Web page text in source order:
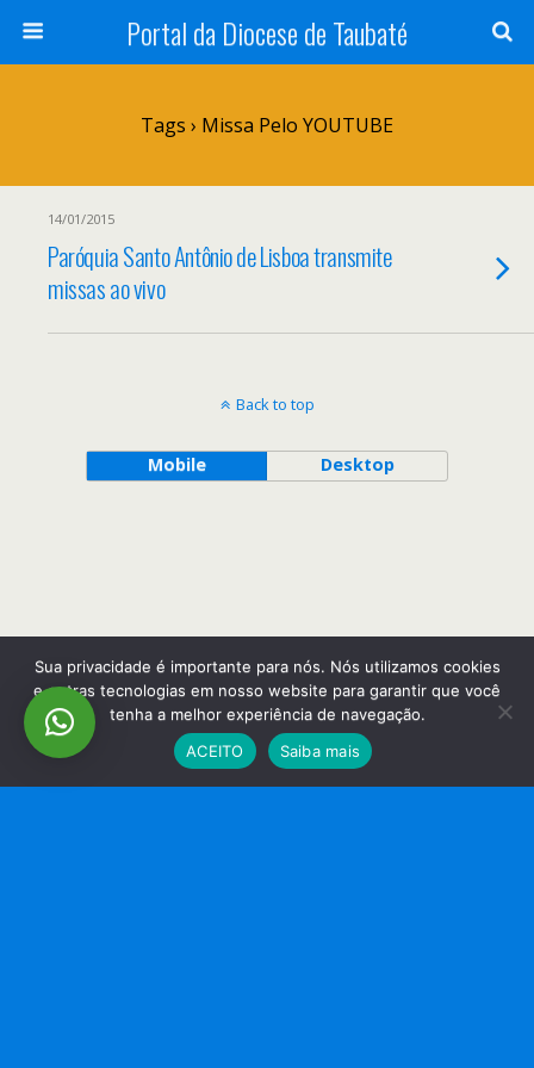
Portal da Diocese de Taubaté
Tags › Missa Pelo YOUTUBE
14/01/2015
Paróquia Santo Antônio de Lisboa transmite
missas ao vivo
Back to top
Mobile Desktop
Sua privacidade é importante para nós. Nós utilizamos cookies
e outras tecnologias em nosso website para garantir que você
tenha a melhor experiência de navegação.
ACEITO
Saiba mais